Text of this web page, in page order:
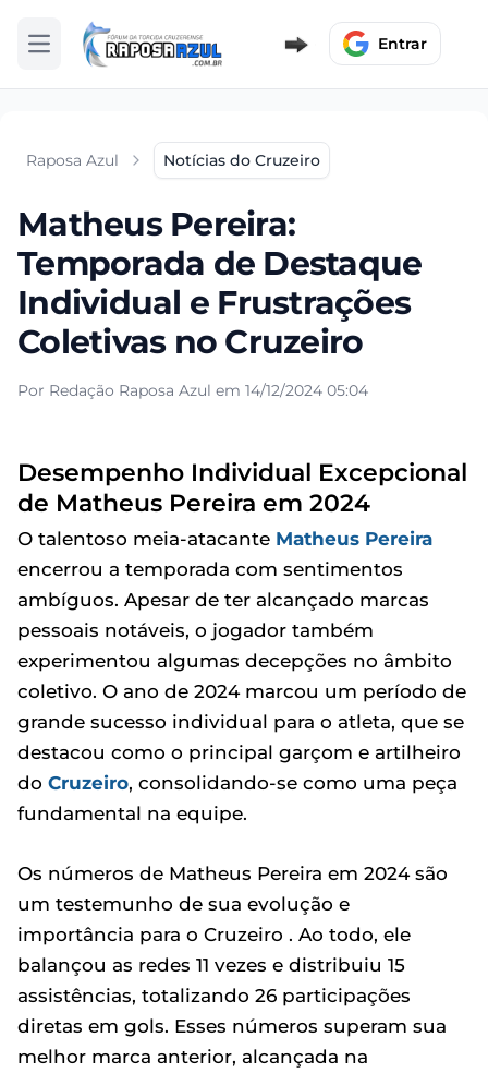
Abrir menu Entrar
Raposa Azul Notícias do Cruzeiro
Matheus Pereira:
Temporada de Destaque
Individual e Frustrações
Coletivas no Cruzeiro
Por Redação Raposa Azul em 14/12/2024 05:04
Desempenho Individual Excepcional
de Matheus Pereira em 2024
O talentoso meia-atacante Matheus Pereira
encerrou a temporada com sentimentos
ambíguos. Apesar de ter alcançado marcas
pessoais notáveis, o jogador também
experimentou algumas decepções no âmbito
coletivo. O ano de 2024 marcou um período de
grande sucesso individual para o atleta, que se
destacou como o principal garçom e artilheiro
do Cruzeiro, consolidando-se como uma peça
fundamental na equipe.
Os números de Matheus Pereira em 2024 são
um testemunho de sua evolução e
importância para o Cruzeiro . Ao todo, ele
balançou as redes 11 vezes e distribuiu 15
assistências, totalizando 26 participações
diretas em gols. Esses números superam sua
melhor marca anterior, alcançada na